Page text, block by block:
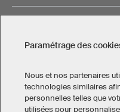
Mentions légales
Paramétrage des
Nous et nos partenaires
technologies similaires
personnelles telles que
utilisées pour